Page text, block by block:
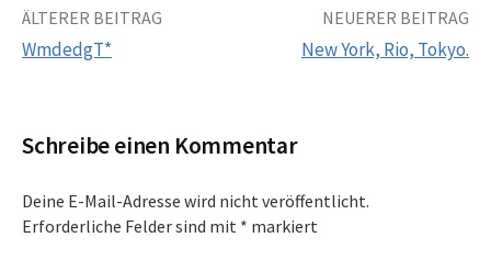
Beitrags-
ÄLTERER BEITRAG
WmdedgT*
NEUERER BEITRAG
New York, Rio, Tokyo.
Schreibe einen Kommentar
Deine E-Mail-Adresse wird nicht veröffentlicht.
Erforderliche Felder sind mit * markiert